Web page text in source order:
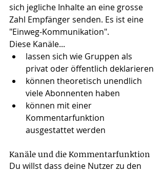
sich jegliche Inhalte an eine grosse
Zahl Empfänger senden. Es ist eine
"Einweg-Kommunikation".
Diese Kanäle...
lassen sich wie Gruppen als
privat oder öffentlich deklarieren
können theoretisch unendlich
viele Abonnenten haben
können mit einer
Kommentarfunktion
ausgestattet werden
Kanäle und die Kommentarfunktion
Du willst dass deine Nutzer zu den